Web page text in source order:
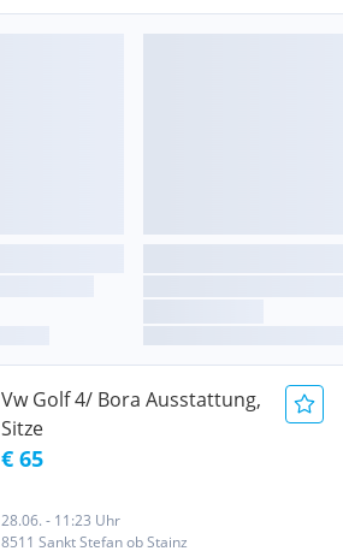
Vw Golf 4/ Bora Ausstattung,
Sitze
€ 65
28.06. - 11:23 Uhr
8511 Sankt Stefan ob Stainz